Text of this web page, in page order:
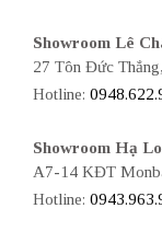
Showroom Lê
27 Tôn Đức
Hotline:
Showroom Hạ
A7-14 KĐT
Hotline: